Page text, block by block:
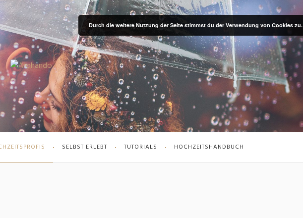
SELBST ERLEBT TUTORIALS HOCHZEITSHANDBUCH
Durch die weitere Nutzung der Seite stimmst du der Verwendung von Cookies zu.